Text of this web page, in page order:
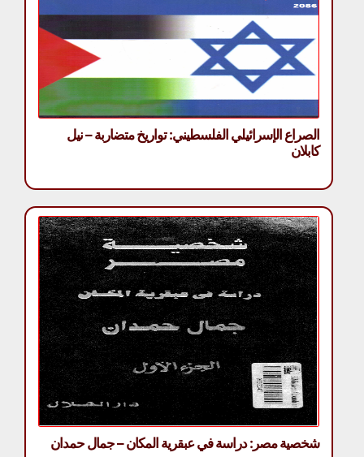
الصراع الإسرائيلي الفلسطيني: تواريخ متضاربة – نيل
كابلان
شخصية مصر: دراسة في عبقرية المكان – جمال حمدان